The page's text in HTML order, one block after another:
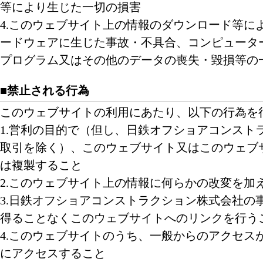
等により生じた一切の損害
4.このウェブサイト上の情報のダウンロード等に
ードウェアに生じた事故・不具合、コンピュー
プログラム又はその他のデータの喪失・毀損等の
■禁止される行為
このウェブサイトの利用にあたり、以下の行為
1.営利の目的で（但し、日鉄オフショアコンスト
取引を除く）、このウェブサイト又はこのウェ
は複製すること
2.このウェブサイト上の情報に何らかの改変を加
3.日鉄オフショアコンストラクション株式会社の
得ることなくこのウェブサイトへのリンクを行う
4.このウェブサイトのうち、一般からのアクセス
にアクセスすること